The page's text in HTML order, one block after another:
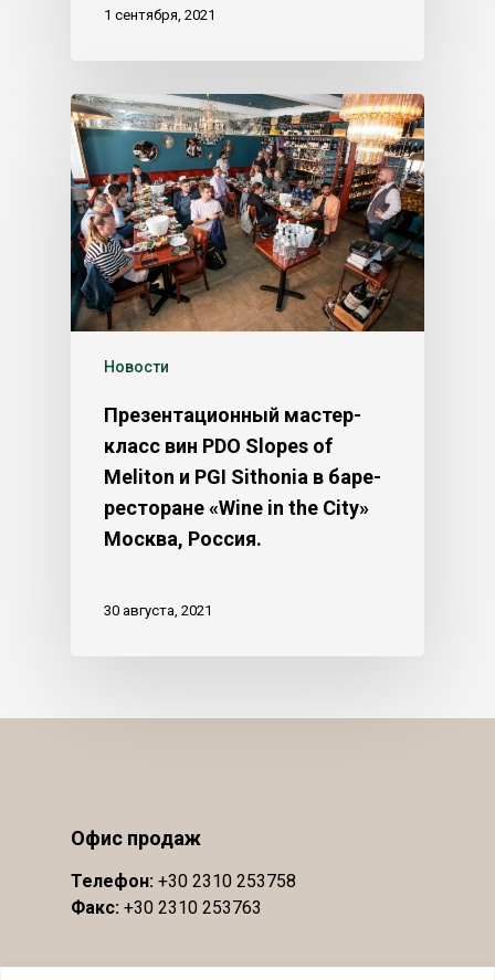
1 сентября, 2021
Новости
Презентационный мастер-
класс вин PDO Slopes of
Meliton и PGI Sithonia в баре-
ресторане «Wine in the City»
Москва, Россия.
30 августа, 2021
Офис продаж
Телефон: +30 2310 253758
Факс: +30 2310 253763